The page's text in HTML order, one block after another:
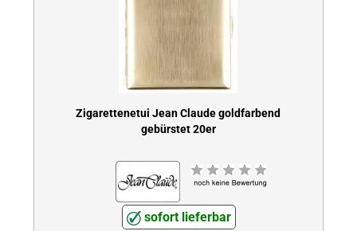
Zigarettenetui Jean Claude goldfarbend
gebürstet 20er
sofort lieferbar